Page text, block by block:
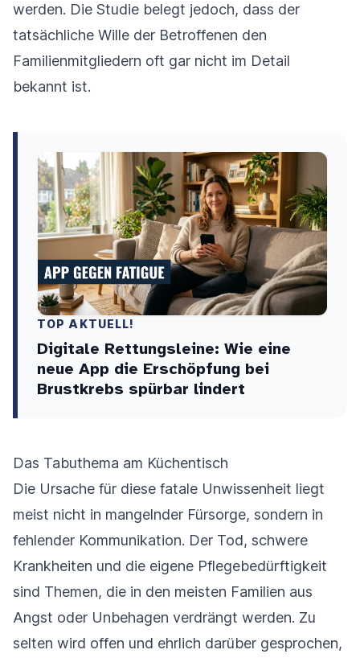
werden. Die Studie belegt jedoch, dass der
tatsächliche Wille der Betroffenen den
Familienmitgliedern oft gar nicht im Detail
bekannt ist.
TOP AKTUELL!
Digitale Rettungsleine: Wie eine
neue App die Erschöpfung bei
Brustkrebs spürbar lindert
Das Tabuthema am Küchentisch
Die Ursache für diese fatale Unwissenheit liegt
meist nicht in mangelnder Fürsorge, sondern in
fehlender Kommunikation. Der Tod, schwere
Krankheiten und die eigene Pflegebedürftigkeit
sind Themen, die in den meisten Familien aus
Angst oder Unbehagen verdrängt werden. Zu
selten wird offen und ehrlich darüber gesprochen,